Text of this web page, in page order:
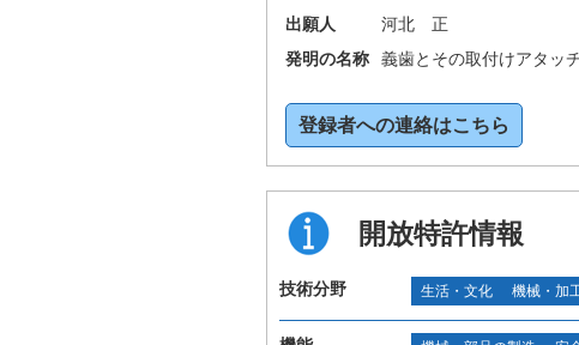
出願人
河北 正
発明の名称
義歯とその取付けアタッ
登録者への連絡はこちら
開放特許情報
技術分野 生活・文化 機械・加